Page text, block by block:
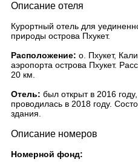
Описание отеля
Курортный отель для
природы острова Пхукет.
Расположение: о. Пхукет,
аэропорта острова Пхукет.
20 км.
Отель: был открыт в 2016
проводилась в 2018 году.
здания.
Описание номеров
Номерной фонд: